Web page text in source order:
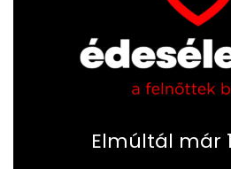
Elmúltál már